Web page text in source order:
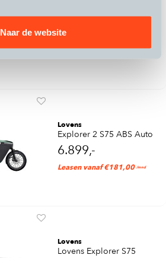
Naar de website
Explorer 2 S100 ABS
6.899,-
Leasen vanaf €181,00 /mnd
Lovens
Explorer 2 S75 ABS Auto
6.899,-
Leasen vanaf €181,00 /mnd
Lovens
Lovens Explorer S75